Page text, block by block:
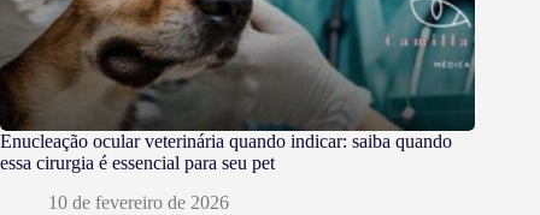
Enucleação ocular veterinária quando indicar: saiba quando
essa cirurgia é essencial para seu pet
10 de fevereiro de 2026